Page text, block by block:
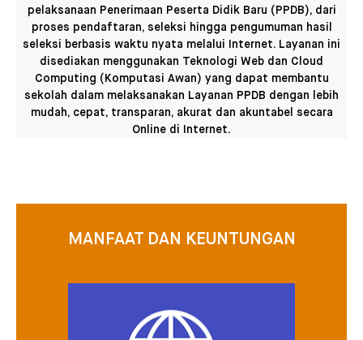
pelaksanaan Penerimaan Peserta Didik Baru (PPDB), dari
proses pendaftaran, seleksi hingga pengumuman hasil
seleksi berbasis waktu nyata melalui Internet. Layanan ini
disediakan menggunakan Teknologi Web dan Cloud
Computing (Komputasi Awan) yang dapat membantu
sekolah dalam melaksanakan Layanan PPDB dengan lebih
mudah, cepat, transparan, akurat dan akuntabel secara
Online di Internet.
MANFAAT DAN KEUNTUNGAN